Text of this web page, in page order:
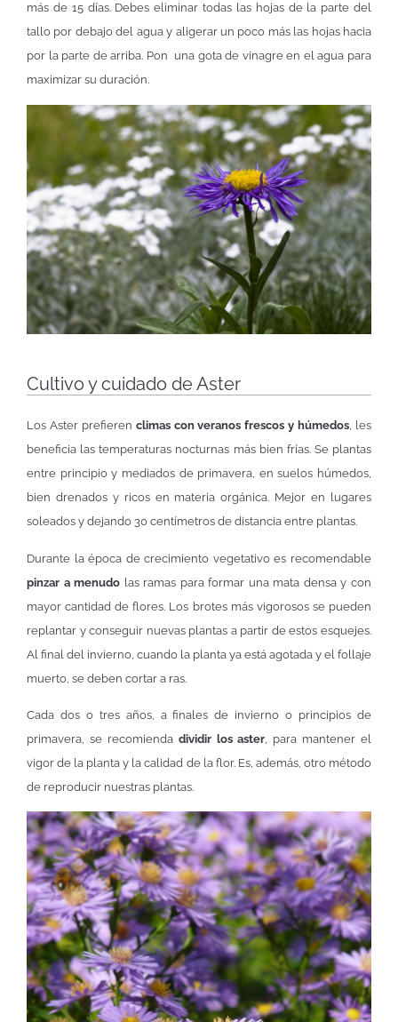
más de 15 días. Debes eliminar todas las hojas de la parte del
tallo por debajo del agua y aligerar un poco más las hojas hacia
por la parte de arriba. Pon una gota de vinagre en el agua para
maximizar su duración.
Cultivo y cuidado de Aster
Los Aster prefieren climas con veranos frescos y húmedos, les
beneficia las temperaturas nocturnas más bien frías. Se plantas
entre principio y mediados de primavera, en suelos húmedos,
bien drenados y ricos en materia orgánica. Mejor en lugares
soleados y dejando 30 centímetros de distancia entre plantas.
Durante la época de crecimiento vegetativo es recomendable
pinzar a menudo las ramas para formar una mata densa y con
mayor cantidad de flores. Los brotes más vigorosos se pueden
replantar y conseguir nuevas plantas a partir de estos esquejes.
Al final del invierno, cuando la planta ya está agotada y el follaje
muerto, se deben cortar a ras.
Cada dos o tres años, a finales de invierno o principios de
primavera, se recomienda dividir los aster, para mantener el
vigor de la planta y la calidad de la flor. Es, además, otro método
de reproducir nuestras plantas.